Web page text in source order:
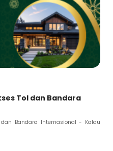
Tol dan Bandara
Bandara Internasional - Kalau